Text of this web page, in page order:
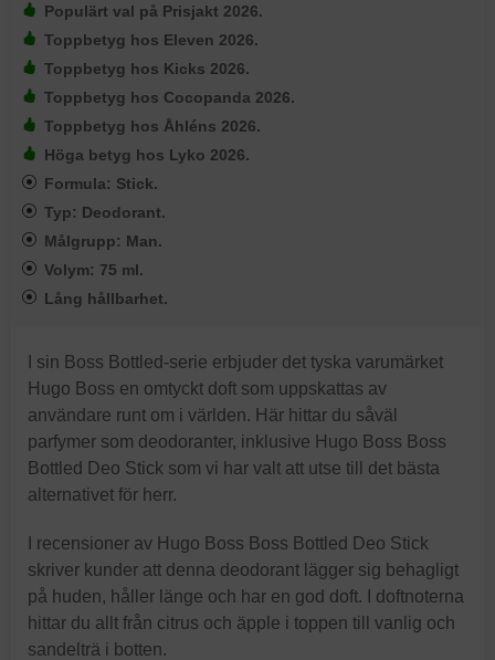
Populärt val på Prisjakt 2026.
Toppbetyg hos Eleven 2026.
Toppbetyg hos Kicks 2026.
Toppbetyg hos Cocopanda 2026.
Toppbetyg hos Åhléns 2026.
Höga betyg hos Lyko 2026.
Formula: Stick.
Typ: Deodorant.
Målgrupp: Man.
Volym: 75 ml.
Lång hållbarhet.
I sin Boss Bottled-serie erbjuder det tyska varumärket
Hugo Boss en omtyckt doft som uppskattas av
användare runt om i världen. Här hittar du såväl
parfymer som deodoranter, inklusive Hugo Boss Boss
Bottled Deo Stick som vi har valt att utse till det bästa
alternativet för herr.
I recensioner av Hugo Boss Boss Bottled Deo Stick
skriver kunder att denna deodorant lägger sig behagligt
på huden, håller länge och har en god doft. I doftnoterna
hittar du allt från citrus och äpple i toppen till vanlig och
sandelträ i botten.